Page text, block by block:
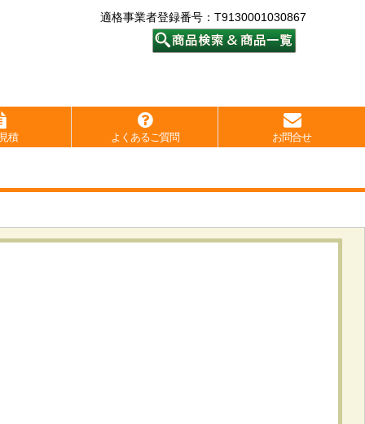
適格事業者登録番号：T9130001030867
積 よくあるご質問 お問合せ